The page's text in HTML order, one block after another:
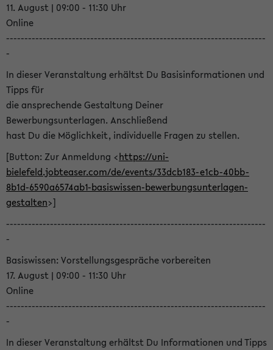
11. August | 09:00 - 11:30 Uhr
Online
-----------------------------------------------------------------------
-
In dieser Veranstaltung erhältst Du Basisinformationen und
Tipps für
die ansprechende Gestaltung Deiner
Bewerbungsunterlagen. Anschließend
hast Du die Möglichkeit, individuelle Fragen zu stellen.
[Button: Zur Anmeldung <https://uni-
bielefeld.jobteaser.com/de/events/33dcb183-e1cb-40bb-
8b1d-6590a6574ab1-basiswissen-bewerbungsunterlagen-
gestalten>]
-----------------------------------------------------------------------
-
Basiswissen: Vorstellungsgespräche vorbereiten
17. August | 09:00 - 11:30 Uhr
Online
-----------------------------------------------------------------------
-
In dieser Veranstaltung erhältst Du Informationen und Tipps